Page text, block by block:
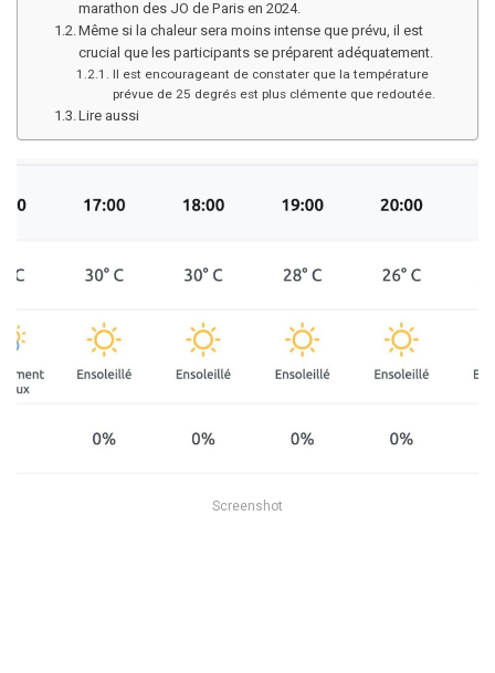
marathon des JO de Paris en 2024.
Même si la chaleur sera moins intense que prévu, il est
crucial que les participants se préparent adéquatement.
Il est encourageant de constater que la température
prévue de 25 degrés est plus clémente que redoutée.
Lire aussi
Screenshot